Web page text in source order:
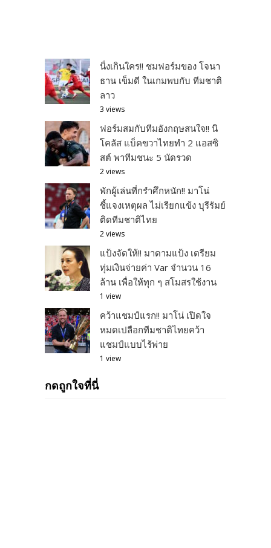
นิ่งเกินใคร!! ชมฟอร์มของ โจนา
ธาน เข็มดี ในเกมพบกับ ทีมชาติ
ลาว
3 views
ฟอร์มสมกับทีมอังกฤษสนใจ!! นิ
โคลัส แบ็คขวาไทยทำ 2 แอสซิ
สต์ พาทีมชนะ 5 นัดรวด
2 views
พักผู้เล่นที่กรำศึกหนัก!! มาโน่
ชี้แจงเหตุผล ไม่เรียกแข้ง บุรีรัมย์
ติดทีมชาติไทย
2 views
แป้งจัดให้!! มาดามแป้ง เตรียม
ทุ่มเงินจ่ายค่า Var จำนวน 16
ล้าน เพื่อให้ทุก ๆ สโมสรใช้งาน
1 view
คว้าแชมป์แรก!! มาโน่ เปิดใจ
หมดเปลือกทีมชาติไทยคว้า
แชมป์แบบไร้พ่าย
1 view
กดถูกใจที่นี่